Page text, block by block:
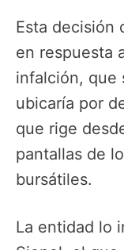
Esta decisión
en respuesta
infalción, que
ubicaría por
que rige
pantallas de
bursátiles.
La entidad lo